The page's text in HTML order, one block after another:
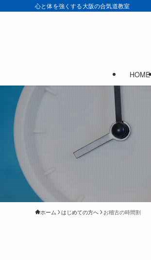
心と体を強くする大阪の合気道教室
HOME
ホーム はじめての方へ お稽古の時間割